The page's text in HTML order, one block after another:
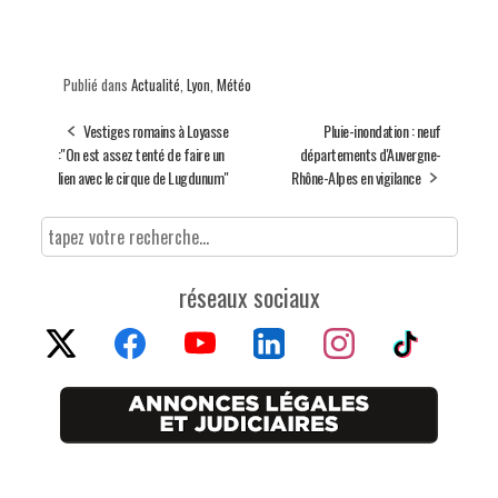
Publié dans Actualité, Lyon, Météo
Vestiges romains à Loyasse
:"On est assez tenté de faire un
lien avec le cirque de Lugdunum"
Pluie-inondation : neuf
départements d'Auvergne-
Rhône-Alpes en vigilance
réseaux sociaux